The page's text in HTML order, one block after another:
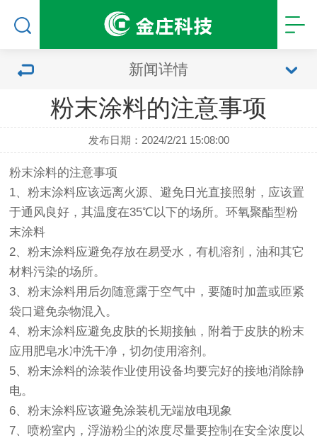
新闻详情
粉末涂料的注意事项
发布日期：2024/2/21 15:08:00
粉末涂料的注意事项
1、粉末涂料应该远离火源、避免日光直接照射，应该置
于通风良好，其温度在35℃以下的场所。环氧聚酯型粉
末涂料
2、粉末涂料应避免存放在易受水，有机溶剂，油和其它
材料污染的场所。
3、粉末涂料用后勿随意露于空气中，要随时加盖或匝紧
袋口避免杂物混入。
4、粉末涂料应避免皮肤的长期接触，附着于皮肤的粉末
应用肥皂水冲洗干净，切勿使用溶剂。
5、粉末涂料的涂装作业使用设备均要完好的接地消除静
电。
6、粉末涂料应该避免涂装机无端放电现象
7、喷粉室内，浮游粉尘的浓度尽量要控制在安全浓度以